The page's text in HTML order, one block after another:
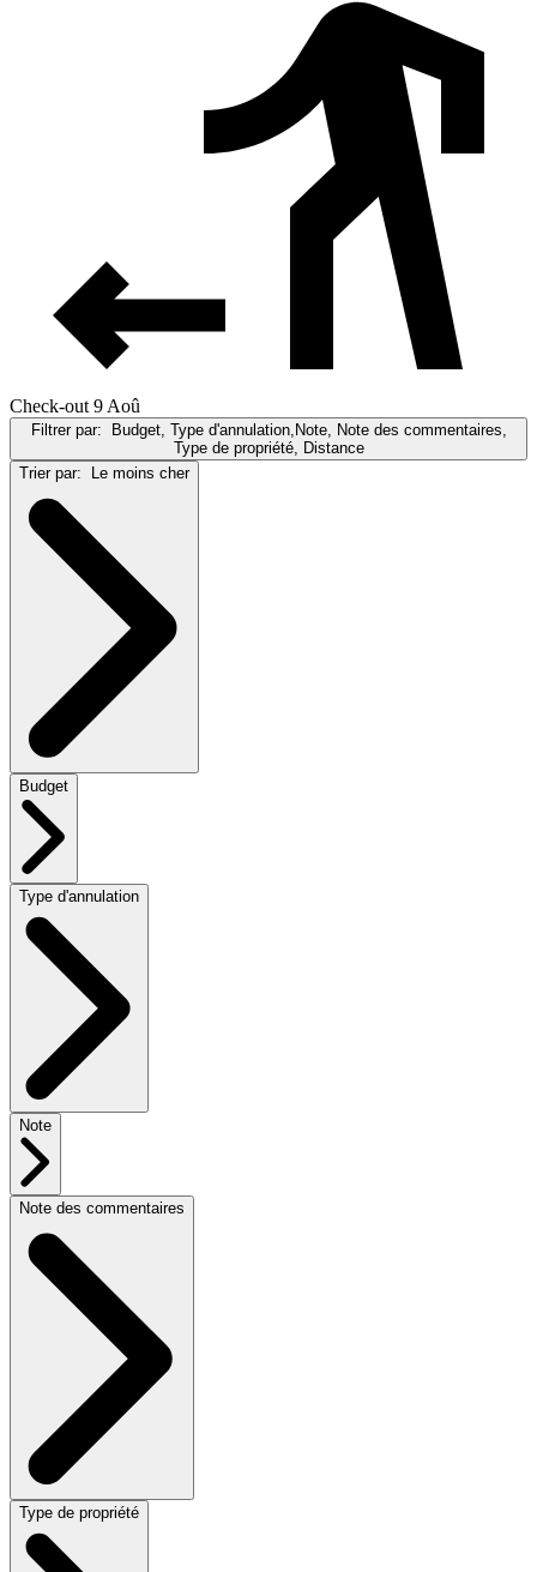
Check-out 9 Aoû
Filtrer par:
Budget, Type d'annulation,Note, Note des commentaires,
Type de propriété, Distance
Trier par:
Le moins cher
Budget
Type d'annulation
Note
Note des commentaires
Type de propriété